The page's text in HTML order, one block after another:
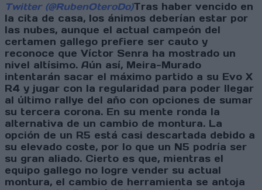
Twitter (@RubenOteroDo)Tras haber vencido en
la cita de casa, los ánimos deberían estar por
las nubes, aunque el actual campeón del
certamen gallego prefiere ser cauto y
reconoce que Víctor Senra ha mostrado un
nivel altísimo. Aún así, Meira-Murado
intentarán sacar el máximo partido a su Evo X
R4 y jugar con la regularidad para poder llegar
al último rallye del año con opciones de sumar
su tercera corona. En su mente ronda la
alternativa de un cambio de montura. La
opción de un R5 está casi descartada debido a
su elevado coste, por lo que un N5 podría ser
su gran aliado. Cierto es que, mientras el
equipo gallego no logre vender su actual
montura, el cambio de herramienta se antoja